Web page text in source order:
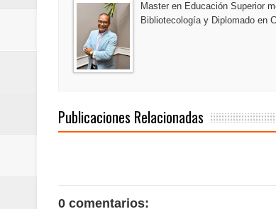
Banreservas recibe
Juan Luis Guerra se
Master en Educación Superior
Bibliotecología y Diplomado en
Publicaciones Relacionadas
0 comentarios: